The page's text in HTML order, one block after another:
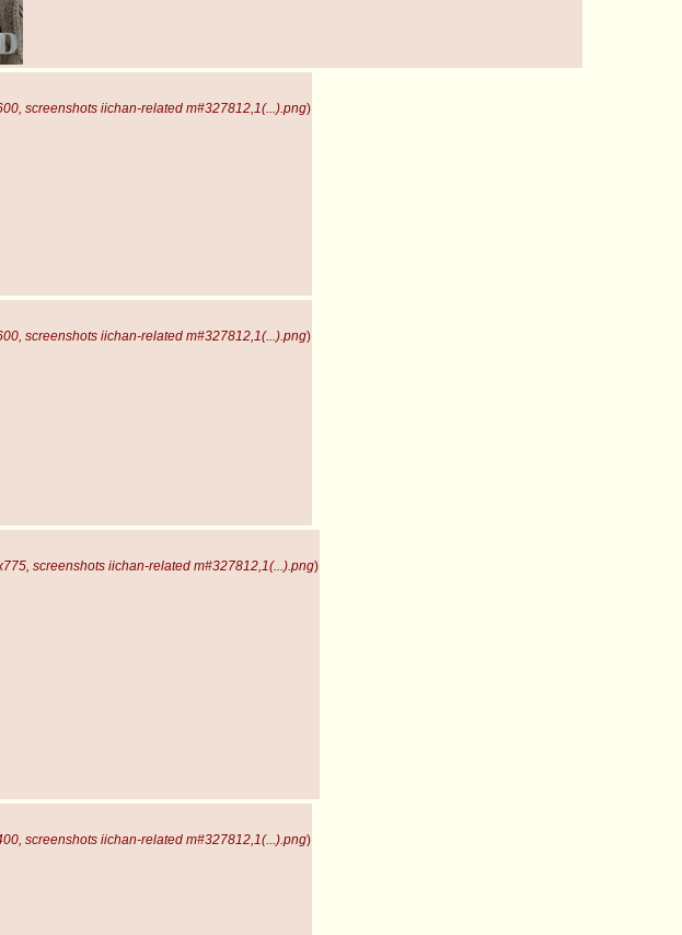
screenshots iichan-related m#327812,1(...).png)
screenshots iichan-related m#327812,1(...).png)
screenshots iichan-related m#327812,1(...).png)
screenshots iichan-related m#327812,1(...).png)